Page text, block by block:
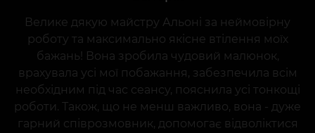
Велике дякую майстру Альоні за неймовірну
роботу та максимально якісне втілення моїх
бажань! Вона зробила чудовий малюнок,
врахувала усі мої побажання, забезпечила всім
необхідним під час сеансу, пояснила усі тонкощі
роботи. Також, що не менш важливо, вона - дуже
гарний співрозмовник, допомогає відволіктися